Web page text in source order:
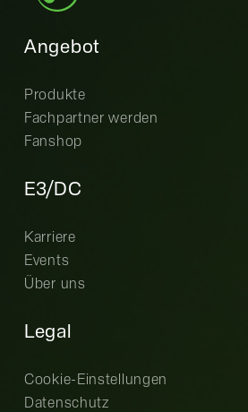
Angebot
Produkte
Fachpartner werden
Fanshop
E3/DC
Karriere
Events
Über uns
Legal
Cookie-Einstellungen
Datenschutz